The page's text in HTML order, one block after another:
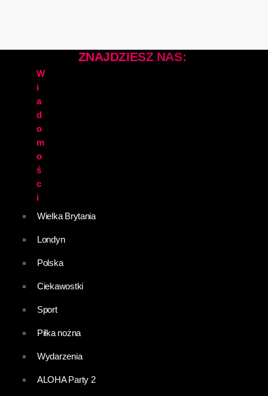
W
i
a
d
o
m
o
ś
c
i
Wielka Brytania
Londyn
Polska
Ciekawostki
Sport
Piłka nożna
Wydarzenia
ALOHA Party 2
ZNAJDZIESZ NAS: